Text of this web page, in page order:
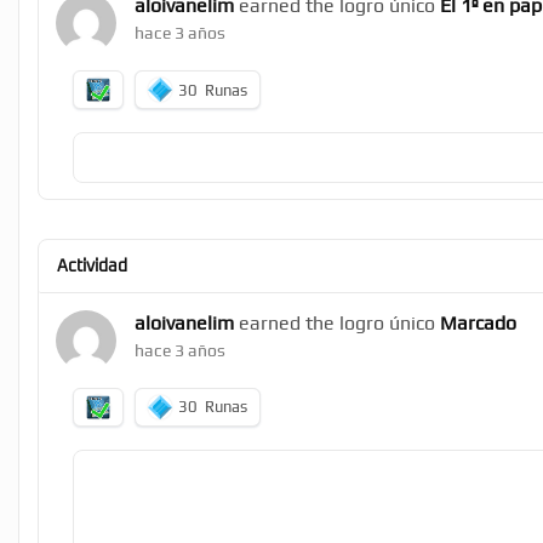
aloivanelim earned the logro único El 1º en
hace 3 años
30 Runas
Actividad
aloivanelim earned the logro único Marcado
hace 3 años
30 Runas